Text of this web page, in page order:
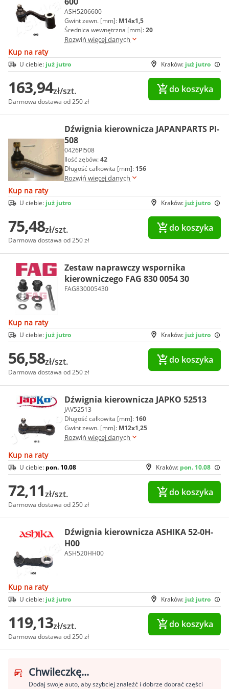
ASH5206600
Gwint zewn. [mm]: M14x1,5
Średnica wewnętrzna [mm]:20
Rozwiń więcej danych
Kup na raty
Kraków: już jutro
U ciebie: już jutro
163,94zł/szt.
Darmowa dostawa od 250 zł
do koszyka
Dźwignia kierownicza JAPANPARTS PI-
508
0426PI508
Ilość zębów:42
Długość całkowita [mm]: 156
Rozwiń więcej danych
Kup na raty
Kraków: już jutro
U ciebie: już jutro
75,48zł/szt.
Darmowa dostawa od 250 zł
do koszyka
Zestaw naprawczy wspornika
kierowniczego FAG 830 0054 30
FAG830005430
Kup na raty
Kraków: już jutro
U ciebie: już jutro
56,58zł/szt.
Darmowa dostawa od 250 zł
do koszyka
Dźwignia kierownicza JAPKO 52513
JAV52513
Długość całkowita [mm]: 160
Gwint zewn. [mm]: M12x1,25
Rozwiń więcej danych
Kup na raty
Kraków: pon. 10.08
U ciebie: pon. 10.08
72,11zł/szt.
Darmowa dostawa od 250 zł
do koszyka
Dźwignia kierownicza ASHIKA 52-0H-
H00
ASH520HH00
Kup na raty
Kraków: już jutro
U ciebie: już jutro
119,13zł/szt.
Darmowa dostawa od 250 zł
do koszyka
Chwileczkę...
Dodaj swoje auto, aby szybciej znaleźć i dobrze dobrać części